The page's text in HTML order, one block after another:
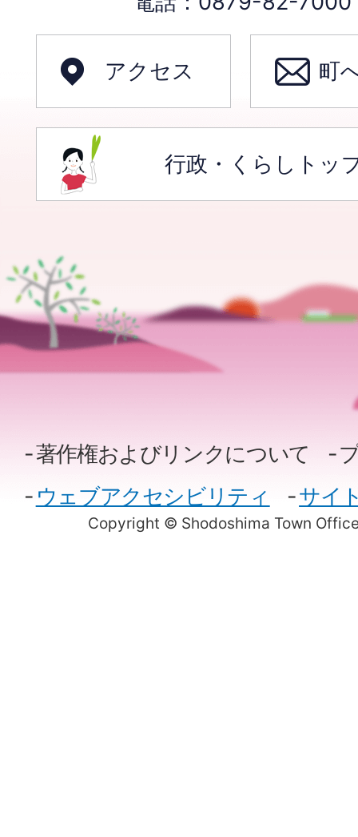
アクセス 町
行政・くらしトッ
Copyright © Shodoshima Town
著作権およびリンクについて
ウェブアクセシビリティ
サイ